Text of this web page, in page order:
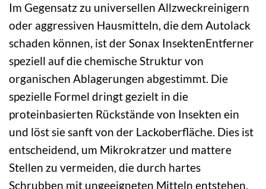
Im Gegensatz zu universellen Allzweckreinigern
oder aggressiven Hausmitteln, die dem Autolack
schaden können, ist der Sonax InsektenEntferner
speziell auf die chemische Struktur von
organischen Ablagerungen abgestimmt. Die
spezielle Formel dringt gezielt in die
proteinbasierten Rückstände von Insekten ein
und löst sie sanft von der Lackoberfläche. Dies ist
entscheidend, um Mikrokratzer und mattere
Stellen zu vermeiden, die durch hartes
Schrubben mit ungeeigneten Mitteln entstehen.